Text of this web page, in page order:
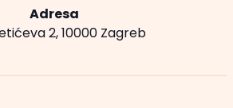
Adresa
2, 10000 Zagreb